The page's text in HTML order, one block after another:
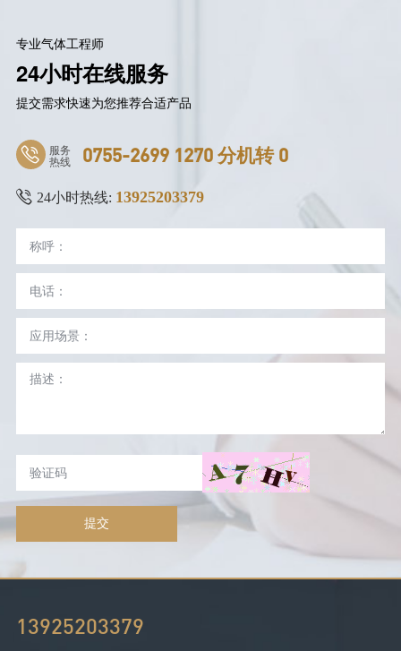
专业气体工程师
24小时在线服务
提交需求快速为您推荐合适产品
服务
热线 0755-2699 1270 分机转 0
24小时热线: 13925203379
提交
13925203379